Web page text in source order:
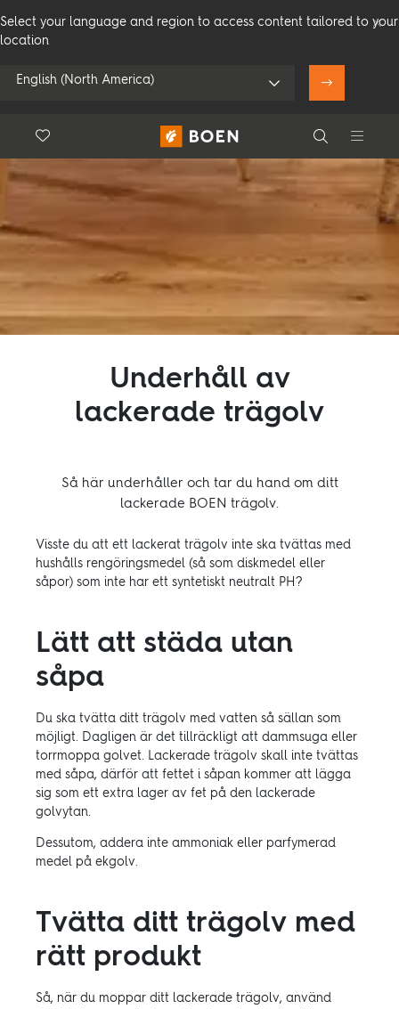
Select your language and region to access content tailored to your
location
English (North America)
Använd min position
Se alla återförsäljare
Search
Search
Floor.Wishlist
Konsumenter Proffs
Produkter
Inspiration
Hållbarhet
Tekniskt
FacebookInstagram
PinterestLinkedinYoutube
Underhåll av
lackerade trägolv
Så här underhåller och tar du hand om ditt
lackerade BOEN trägolv.
Visste du att ett lackerat trägolv inte ska tvättas med
hushålls rengöringsmedel (så som diskmedel eller
såpor) som inte har ett syntetiskt neutralt PH?
Lätt att städa utan
såpa
Du ska tvätta ditt trägolv med vatten så sällan som
möjligt. Dagligen är det tillräckligt att dammsuga eller
torrmoppa golvet. Lackerade trägolv skall inte tvättas
med såpa, därför att fettet i såpan kommer att lägga
sig som ett extra lager av fet på den lackerade
golvytan.
Dessutom, addera inte ammoniak eller parfymerad
medel på ekgolv.
Tvätta ditt trägolv med
rätt produkt
Så, när du moppar ditt lackerade trägolv, använd